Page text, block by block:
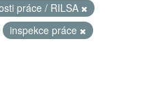
práce / RILSA
inspekce práce